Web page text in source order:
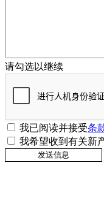
请勾选以继续
我已阅读并接受条
我希望收到有关新